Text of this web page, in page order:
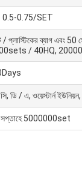
0.5-0.75/SET
/ প্লাস্টিকের ব্যাগ এবং 50
/ 40HQ,
ডি / এ, ওয়েস্টার্ন ইউনিয়ন,
সপ্তাহে 5000000set